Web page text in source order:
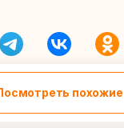
похожие